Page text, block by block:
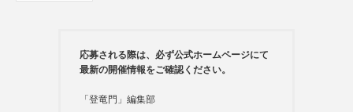
応募される際は、必ず公式ホームページにて
最新の開催情報をご確認ください。
「登竜門」編集部